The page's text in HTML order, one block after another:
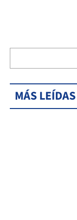
MÁS LEÍDAS